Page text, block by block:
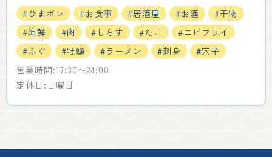
#ひまポン #お食事 #居酒屋 #お酒
#干物
#海鮮
#肉 #しらす #たこ
#エビフライ
#ふぐ
#牡蠣 #ラーメン #刺身
#穴子
営業時間:17:30〜24:00
定休日:日曜日